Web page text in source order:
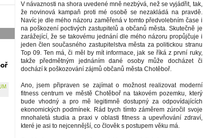
V návaznosti na shora uvedené mně nezbývá, než se vyjádřit, tak,
že novinová kampaň proti mé osobě se nezakládá na pravdě.
Navíc je dle mého názoru zaměřená v tomto předvolebním čase i
na poškození poctivých zastupitelů a občanů města. Skutečně je
zarážející, že se takovému jednání dle mého názoru propůjčuje i
jeden člen současného zastupitelstva města za politickou stranu
Top 09. Ten má, či měl by mít informace, jak se říká z první ruky,
takže předmětným jednáním dané osoby může docházet či
dochází k poškozování zájmů občanů města Chotěboř.
Ano, jsem připraven se zajímat o možnost realizovat moderní
fitness centrum ve městě Chotěboř na takovém pozemku, který
bude vhodný a pro mě legitimně dostupný za odpovídajících
ekonomických podmínek. Rád bych tímto záměrem zúročil svoje
mnohaletá studia a praxi v oblasti fitness a upevňování zdraví,
které je asi to nejcennější, co člověk s postupem věku má.